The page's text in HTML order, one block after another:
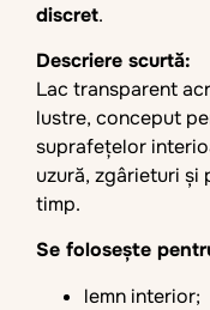
discret.
Descriere scurtă:
Lac transparent
lustre, conceput
suprafețelor
uzură, zgârieturi și
timp.
Se folosește
lemn interior;